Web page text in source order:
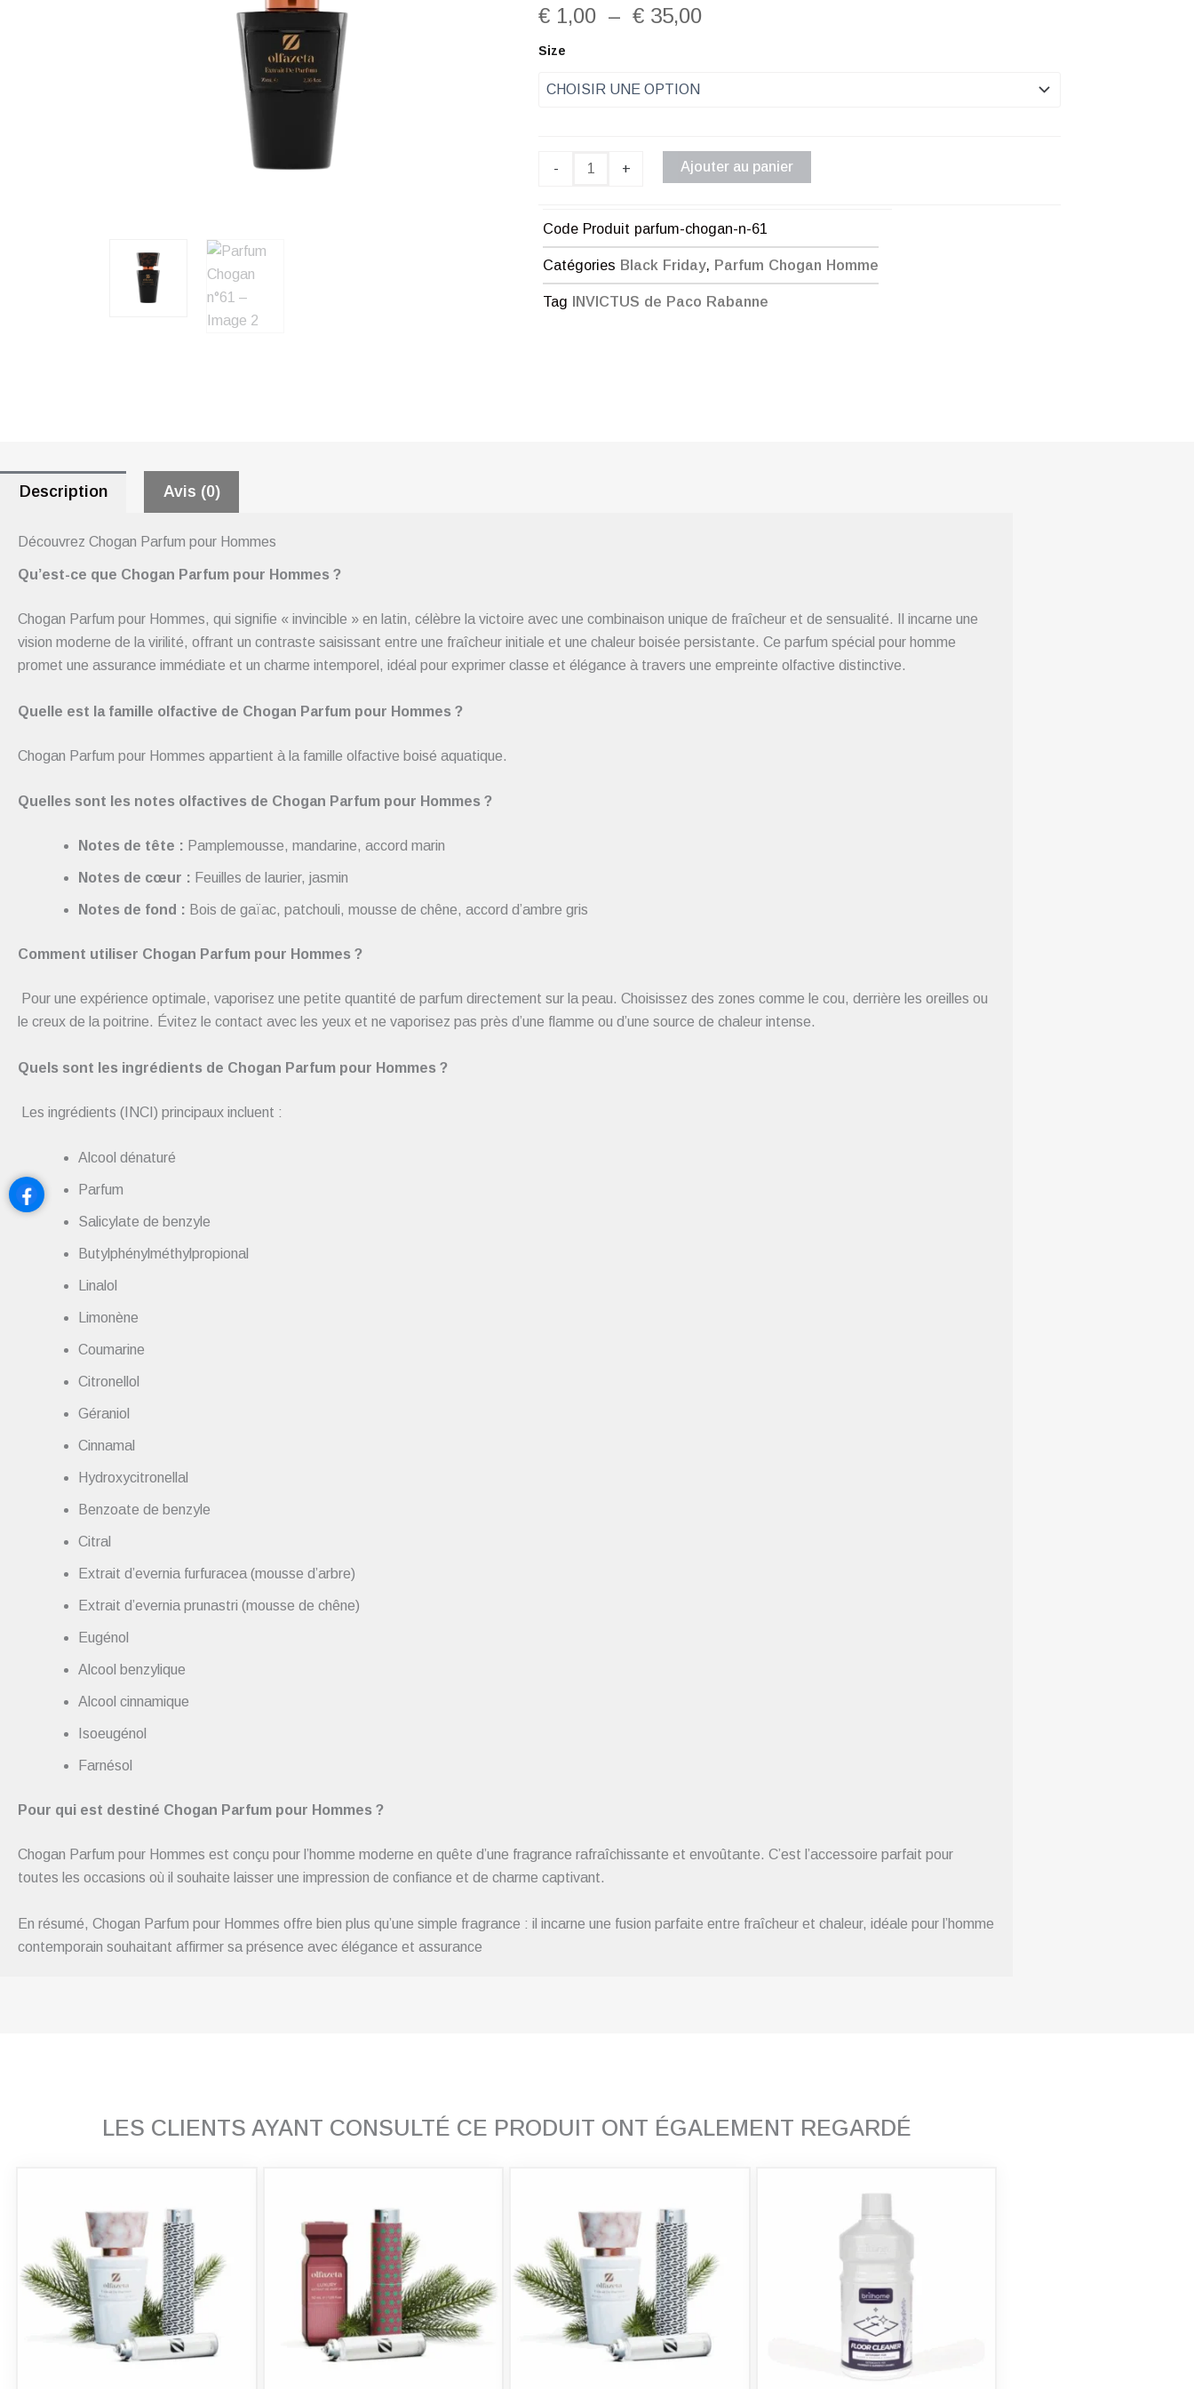
€ 1,00 – € 35,00Plage
à
€ 35,00
Size
-
quantité
Parfum
Chogan
+ Ajouter au panier
Code Produit parfum-chogan-n-61
Catégories Black Friday, Parfum Chogan Homme
Tag INVICTUS de Paco Rabanne
Description Avis (0)
Découvrez Chogan Parfum pour Hommes
Qu’est-ce que Chogan Parfum pour Hommes ?
Chogan Parfum pour Hommes, qui signifie « invincible » en latin, célèbre la victoire avec une combinaison unique de fraîcheur et de sensualité. Il incarne une
vision moderne de la virilité, offrant un contraste saisissant entre une fraîcheur initiale et une chaleur boisée persistante. Ce parfum spécial pour homme
promet une assurance immédiate et un charme intemporel, idéal pour exprimer classe et élégance à travers une empreinte olfactive distinctive.
Quelle est la famille olfactive de Chogan Parfum pour Hommes ?
Chogan Parfum pour Hommes appartient à la famille olfactive boisé aquatique.
Quelles sont les notes olfactives de Chogan Parfum pour Hommes ?
Notes de tête : Pamplemousse, mandarine, accord marin
Notes de cœur : Feuilles de laurier, jasmin
Notes de fond : Bois de gaïac, patchouli, mousse de chêne, accord d’ambre gris
Comment utiliser Chogan Parfum pour Hommes ?
Pour une expérience optimale, vaporisez une petite quantité de parfum directement sur la peau. Choisissez des zones comme le cou, derrière les oreilles ou
le creux de la poitrine. Évitez le contact avec les yeux et ne vaporisez pas près d’une flamme ou d’une source de chaleur intense.
Quels sont les ingrédients de Chogan Parfum pour Hommes ?
Les ingrédients (INCI) principaux incluent :
Alcool dénaturé
Parfum
Salicylate de benzyle
Butylphénylméthylpropional
Linalol
Limonène
Coumarine
Citronellol
Géraniol
Cinnamal
Hydroxycitronellal
Benzoate de benzyle
Citral
Extrait d’evernia furfuracea (mousse d’arbre)
Extrait d’evernia prunastri (mousse de chêne)
Eugénol
Alcool benzylique
Alcool cinnamique
Isoeugénol
Farnésol
Pour qui est destiné Chogan Parfum pour Hommes ?
Chogan Parfum pour Hommes est conçu pour l’homme moderne en quête d’une fragrance rafraîchissante et envoûtante. C’est l’accessoire parfait pour
toutes les occasions où il souhaite laisser une impression de confiance et de charme captivant.
En résumé, Chogan Parfum pour Hommes offre bien plus qu’une simple fragrance : il incarne une fusion parfaite entre fraîcheur et chaleur, idéale pour l’homme
contemporain souhaitant affirmer sa présence avec élégance et assurance
LES CLIENTS AYANT CONSULTÉ CE PRODUIT ONT ÉGALEMENT REGARDÉ